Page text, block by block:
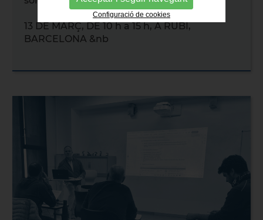
13 DE MARÇ, DE 10 h a 15 h, A RUBÍ,
BARCELONA &nb
Configuració de cookies